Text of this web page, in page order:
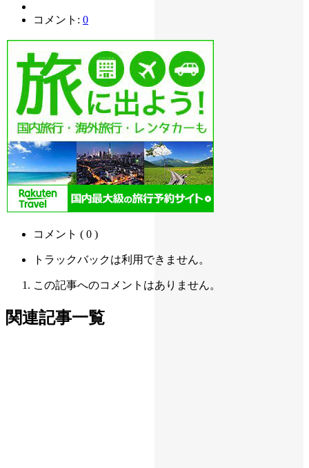
コメント: 0
コメント ( 0 )
トラックバックは利用できません。
この記事へのコメントはありません。
関連記事一覧